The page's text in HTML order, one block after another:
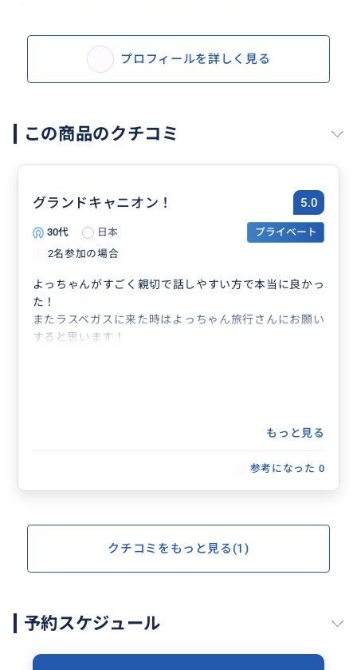
プロフィールを詳しく見る
この商品のクチコミ
グランドキャニオン！ 5.0
30代 日本
プライベート
2名参加の場合
よっちゃんがすごく親切で話しやすい方で本当に良かっ
た！
またラスベガスに来た時はよっちゃん旅行さんにお願い
すると思います！
もっと見る
参考になった 0
クチコミをもっと見る(1)
予約スケジュール